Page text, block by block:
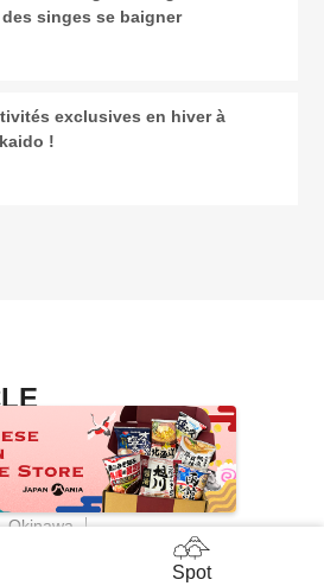
des singes se baigner
exclusives en hiver à
!
articles
Tokyo Kyoto
Osaka
Okinawa
Spot